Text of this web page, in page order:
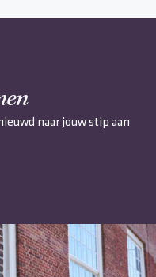
naar jouw stip aan